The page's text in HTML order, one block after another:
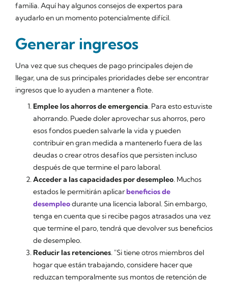
familia. Aquí hay algunos consejos de expertos para
ayudarlo en un momento potencialmente difícil.
Generar ingresos
Una vez que sus cheques de pago principales dejen de
llegar, una de sus principales prioridades debe ser encontrar
ingresos que lo ayuden a mantener a flote.
Emplee los ahorros de emergencia. Para esto estuviste
ahorrando. Puede doler aprovechar sus ahorros, pero
esos fondos pueden salvarle la vida y pueden
contribuir en gran medida a mantenerlo fuera de las
deudas o crear otros desafíos que persisten incluso
después de que termine el paro laboral.
Acceder a las capacidades por desempleo. Muchos
estados le permitirán aplicarbeneficios de
desempleodurante una licencia laboral. Sin embargo,
tenga en cuenta que si recibe pagos atrasados una vez
que termine el paro, tendrá que devolver sus beneficios
de desempleo.
Reducir las retenciones. "Si tiene otros miembros del
hogar que están trabajando, considere hacer que
reduzcan temporalmente sus montos de retención de